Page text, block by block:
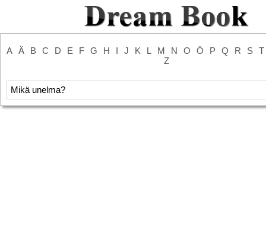
A Ä B C D E F G H I J K L M N O Ö P Q R S
T
Z